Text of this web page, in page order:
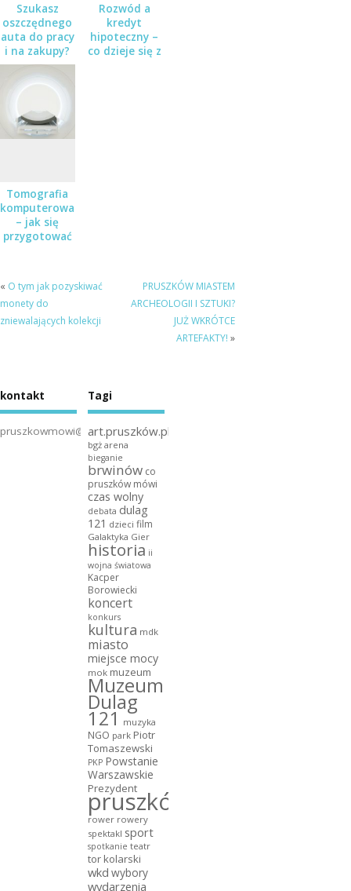
Szukasz
oszczędnego
auta do pracy
i na zakupy?
Sprawdź
Nissana Micra
Rozwód a
kredyt
hipoteczny –
co dzieje się z
Tomografia
komputerowa
– jak się
przygotować
« O tym jak pozyskiwać
monety do
zniewalających kolekcji
PRUSZKÓW MIASTEM
ARCHEOLOGII I SZTUKI?
JUŻ WKRÓTCE
ARTEFAKTY! »
kontakt
pruszkowmowi@gmail.com
Tagi
art.pruszków.pl
bgż arena
bieganie
brwinów co
pruszków mówi
czas wolny
debata dulag
121 dzieci film
Galaktyka Gier
historia ii
wojna światowa
Kacper
Borowiecki
koncert
konkurs
kultura mdk
miasto
miejsce mocy
mok muzeum
Muzeum
Dulag
121 muzyka
NGO park Piotr
Tomaszewski
PKP Powstanie
Warszawskie
Prezydent
pruszków
rower rowery
spektakl sport
spotkanie teatr
tor kolarski
wkd wybory
wydarzenia